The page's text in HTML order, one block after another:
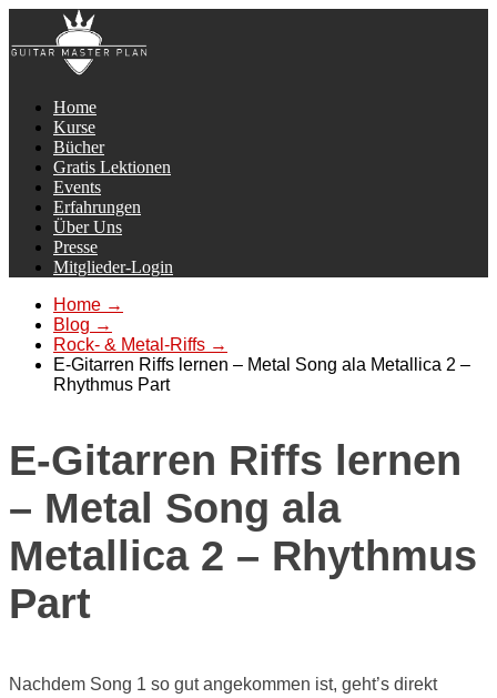
Home
Kurse
Bücher
Gratis Lektionen
Events
Erfahrungen
Über Uns
Presse
Mitglieder-Login
Home →
Blog →
Rock- & Metal-Riffs →
E-Gitarren Riffs lernen – Metal Song ala Metallica 2 –
Rhythmus Part
E-Gitarren Riffs lernen
– Metal Song ala
Metallica 2 – Rhythmus
Part
Nachdem Song 1 so gut angekommen ist, geht’s direkt